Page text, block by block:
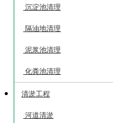
沉淀池清理
隔油地清理
泥浆池清理
化粪池清理
清淤工程
河道清淤